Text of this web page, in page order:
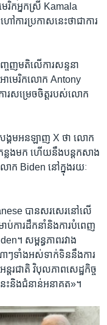
រិក​អ្នកស្រី Kamala
ហៅ​ការ​ប្រកាស​នេះ​ថា​ជា​ការ​
េញ​មតិ​លើ​ការ​សន្ទនា​
អាមេរិក​លោក Antony
សម្រេចចិត្ត​របស់​លោក
គម​អនឡាញ X ថា លោក​
កន្លង​មក ហើយ​នឹង​បន្ត​កសាង​
ោក Biden នៅក្នុង​រយៈ
បាន​សរសេរ​នៅលើ​
ការ​ដឹកនាំ​និង​ការ​បំពេញ​
។ សម្ពន្ធភាព​រវាង​
ាៗ​ទាំងអស់​ទាក់ទិន​នឹង​ការ​
តរជាតិ វិបុលភាព​សេដ្ឋកិច្ច
ះ​និង​ជំនាន់​អនាគត»។